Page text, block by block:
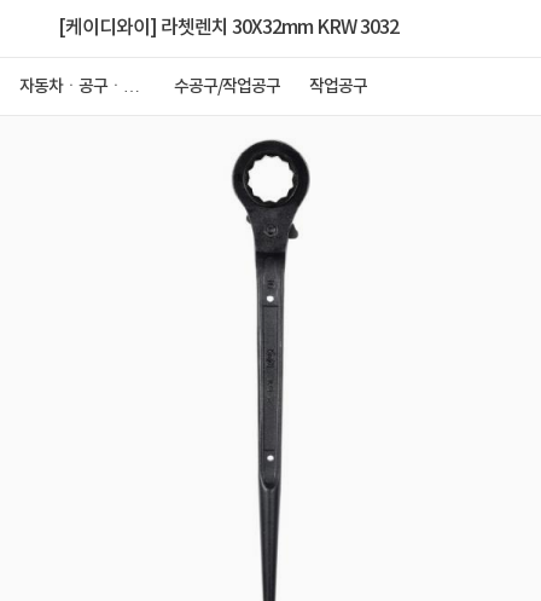
[케이디와이] 라쳇렌치 30X32mm KRW 3032
자동차ㆍ공구ㆍ안
수공구/작업공구 작업공구